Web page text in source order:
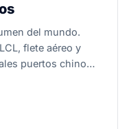
del mundo.
flete aéreo y
puertos chinos